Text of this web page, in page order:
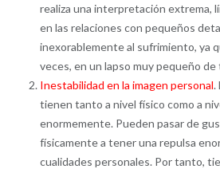
realiza una interpretación extrema,
en las relaciones con pequeños
inexorablemente al sufrimiento, ya
veces, en un lapso muy pequeño de
Inestabilidad en la imagen personal.
tienen tanto a nivel físico como a
enormemente. Pueden pasar de
físicamente a tener una repulsa
cualidades personales. Por tanto,